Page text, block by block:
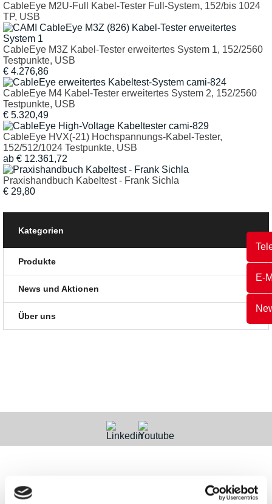
E-
CableEye M2U-Full Kabel-Tester Full-System, 152/bis 1024
TP, USB
CableEye M3Z Kabel-Tester erweitertes System 1, 152/2560
Testpunkte, USB
€ 4.276,86
CableEye M4 Kabel-Tester erweitertes System 2, 152/2560
Testpunkte, USB
€ 5.320,49
CableEye HVX(-21) Hochspannungs-Kabel-Tester,
152/512/1024 Testpunkte, USB
ab € 12.361,72
Praxishandbuch Kabeltest - Frank Sichla
€ 29,80
Kategorien
Produkte
News und Aktionen
Über uns